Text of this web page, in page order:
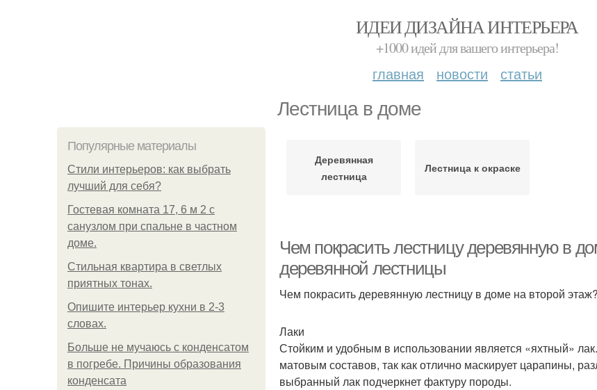
ИДЕИ ДИЗАЙНА ИНТЕРЬЕРА
+1000 идей для вашего интерьера!
главная новости статьи
Лестница в доме
Популярные материалы
Стили интерьеров: как выбрать
лучший для себя?
Гостевая комната 17, 6 м 2 с
санузлом при спальне в частном
доме.
Стильная квартира в светлых
приятных тонах.
Опишите интерьер кухни в 2-3
словах.
Больше не мучаюсь с конденсатом
в погребе. Причины образования
конденсата
Деревянная
лестница
Лестница к окраске
Чем покрасить лестницу деревянную в
деревянной лестницы
Чем покрасить деревянную лестницу в доме на второй
Лаки
Стойким и удобным в использовании является «яхтный»
матовым составов, так как отлично маскирует царапины,
выбранный лак подчеркнет фактуру породы.